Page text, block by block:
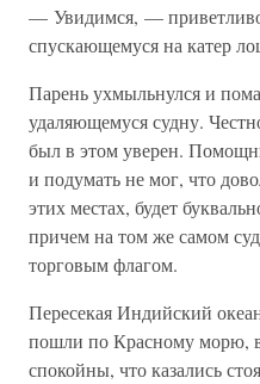
— Увидимся, —
спускающемуся на катер
Парень ухмыльнулся и
удаляющемуся судну.
был в этом уверен.
и подумать не мог, что
этих местах, будет
причем на том же самом
торговым флагом.
Пересекая Индийский
пошли по Красному морю,
спокойны, что казались